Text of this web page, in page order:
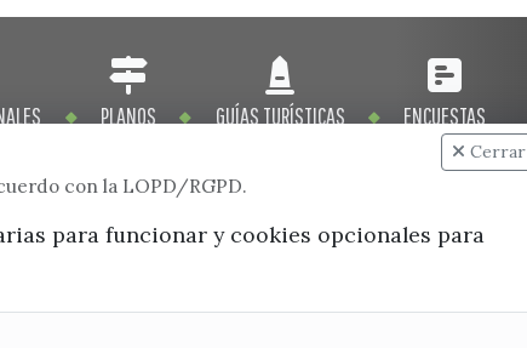
PLANOS GUÍAS TURÍSTICAS ENCUESTAS
con la LOPD/RGPD.
Cerrar
para funcionar y cookies opcionales para